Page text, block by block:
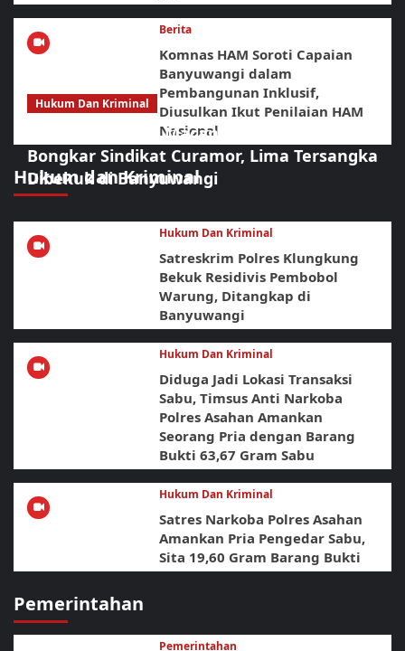
Berita
Komnas HAM Soroti Capaian
Banyuwangi dalam
Pembangunan Inklusif,
Diusulkan Ikut Penilaian HAM
Nasional
Hukum dan Kriminal
Hukum Dan Kriminal
Sikat Habis! URC Macan Blambangan
Bongkar Sindikat Curamor, Lima Tersangka
Dibekuk di Banyuwangi
Hukum Dan Kriminal
Satreskrim Polres Klungkung
Bekuk Residivis Pembobol
Warung, Ditangkap di
Banyuwangi
Hukum Dan Kriminal
Diduga Jadi Lokasi Transaksi
Sabu, Timsus Anti Narkoba
Polres Asahan Amankan
Seorang Pria dengan Barang
Bukti 63,67 Gram Sabu
Hukum Dan Kriminal
Satres Narkoba Polres Asahan
Amankan Pria Pengedar Sabu,
Sita 19,60 Gram Barang Bukti
Pemerintahan
Pemerintahan